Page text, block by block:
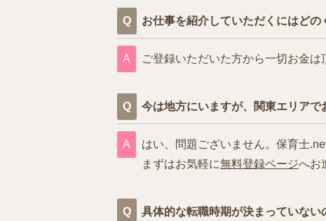
お仕事を紹介していただくにはど
ご登録いただいた方から一切お金は
今は地方にいますが、関東エリア
はい、問題ございません。保育士
まずはお気軽に無料登録ページへお
具体的な転職時期が決まっていない